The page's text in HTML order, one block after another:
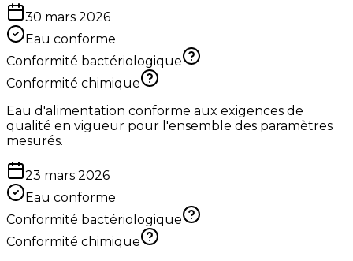
30 mars 2026
Eau conforme
Conformité bactériologique
Conformité chimique
Eau d'alimentation conforme aux exigences de
qualité en vigueur pour l'ensemble des paramètres
mesurés.
23 mars 2026
Eau conforme
Conformité bactériologique
Conformité chimique